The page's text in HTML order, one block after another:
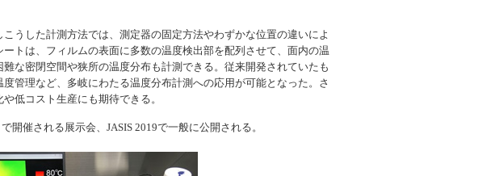
うした計測方法では、測定器の固定方法やわずかな位置の違いによ
トは、フィルムの表面に多数の温度検出部を配列させて、面内の温
な密閉空間や狭所の温度分布も計測できる。従来開発されていたも
管理など、多岐にわたる温度分布計測への応用が可能となった。さ
低コスト生産にも期待できる。
催される展示会、JASIS 2019で一般に公開される。